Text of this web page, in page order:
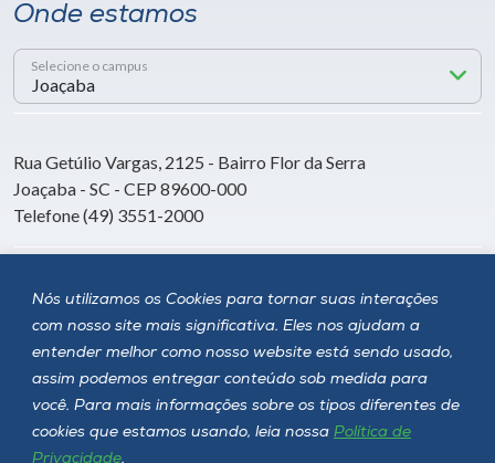
Nós utilizamos os Cookies para tornar suas interações
com nosso site mais significativa. Eles nos ajudam a
entender melhor como nosso website está sendo usado,
assim podemos entregar conteúdo sob medida para
você. Para mais informações sobre os tipos diferentes de
cookies que estamos usando, leia nossa Política de
Privacidade.
Onde estamos
Selecione o campus
Rua Getúlio Vargas, 2125 - Bairro Flor da Serra
Joaçaba - SC - CEP 89600-000
Telefone (49) 3551-2000
Siga a Unoesc